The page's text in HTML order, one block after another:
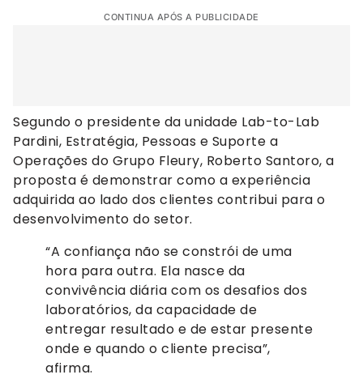
CONTINUA APÓS A PUBLICIDADE
Segundo o presidente da unidade Lab-to-Lab
Pardini, Estratégia, Pessoas e Suporte a
Operações do Grupo Fleury, Roberto Santoro, a
proposta é demonstrar como a experiência
adquirida ao lado dos clientes contribui para o
desenvolvimento do setor.
“A confiança não se constrói de uma
hora para outra. Ela nasce da
convivência diária com os desafios dos
laboratórios, da capacidade de
entregar resultado e de estar presente
onde e quando o cliente precisa”,
afirma.